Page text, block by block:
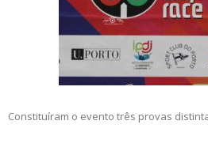
Constituíram o evento três provas